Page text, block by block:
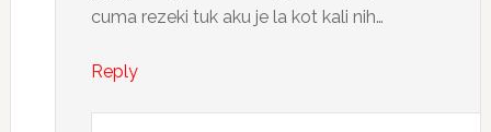
cuma rezeki tuk aku je la kot kali nih…
Reply